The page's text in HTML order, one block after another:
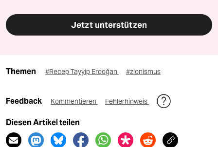
Jetzt unterstützen
Themen #Recep Tayyip Erdoğan #zionismus
Feedback Kommentieren Fehlerhinweis
Diesen Artikel teilen